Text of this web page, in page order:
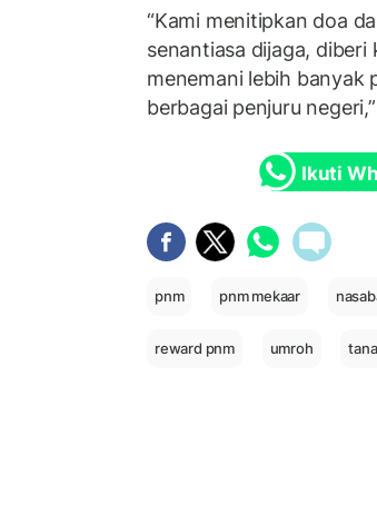
“Kami menitipkan doa
senantiasa dijaga,
menemani lebih banyak
berbagai penjuru
Ikuti
pnm pnm mekaar
reward pnm umroh